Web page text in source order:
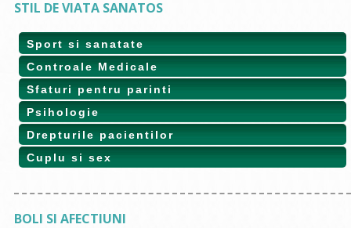
STIL DE VIATA SANATOS
Sport si sanatate
Controale Medicale
Sfaturi pentru parinti
Psihologie
Drepturile pacientilor
Cuplu si sex
BOLI SI AFECTIUNI